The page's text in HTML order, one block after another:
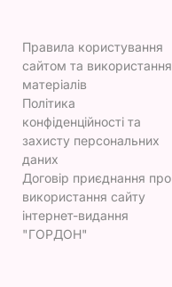
Правила користування
сайтом та використання
матеріалів
Політика
конфіденційності та
захисту персональних
даних
Договір приєднання про
використання сайту
інтернет-видання
"ГОРДОН"